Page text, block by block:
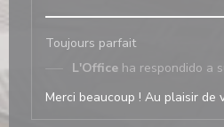
Toujours parfait
L'Office ha respondido a
Merci beaucoup ! Au plaisir de